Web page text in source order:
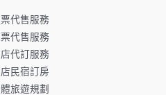
代售服務
代售服務
代訂服務
民宿訂房
旅遊規劃